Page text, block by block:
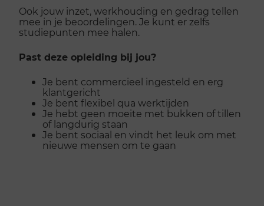
Ook jouw inzet, werkhouding en gedrag tellen
mee in je beoordelingen. Je kunt er zelfs
studiepunten mee halen.
Past deze opleiding bij jou?
Je bent commercieel ingesteld en erg
klantgericht
Je bent flexibel qua werktijden
Je hebt geen moeite met bukken of tillen
of langdurig staan
Je bent sociaal en vindt het leuk om met
nieuwe mensen om te gaan